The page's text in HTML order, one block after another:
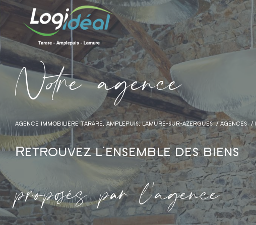
Nore agence
AGENCE IMMOBILIÈRE TARARE, AMPLEPUIS, LAMURE-SUR-AZERGUES AGENCES
Retrouvez l'ensemble des biens
proposés par l'agence